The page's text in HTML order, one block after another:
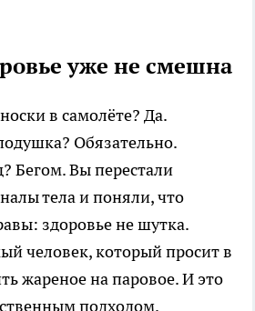
уже не смешна
в самолёте? Да.
Обязательно.
Бегом. Вы перестали
тела и поняли, что
здоровье не шутка.
человек, который просит в
жареное на паровое. И это
подходом.